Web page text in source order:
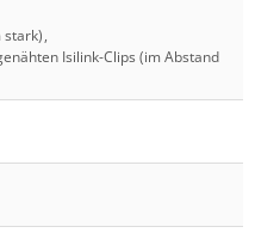
stark),
Isilink-Clips (im Abstand